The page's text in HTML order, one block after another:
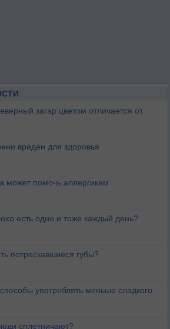
загар цветом отличается от
вреден для здоровья
может помочь аллергикам
есть одно и тоже каждый день?
потрескавшиеся губы?
употреблять меньше сладкого
сплетничают?